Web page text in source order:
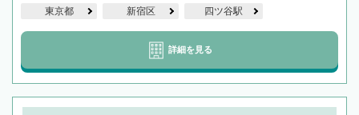
東京都 新宿区 四ツ谷駅
詳細を見る